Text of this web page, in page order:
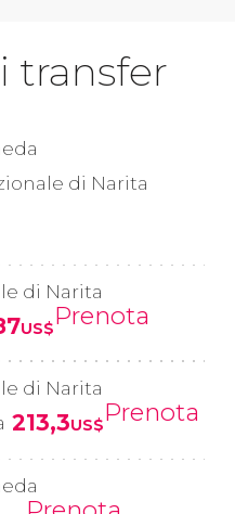
transfer
di Narita
di Narita
US$Prenota
di Narita
213,3US$Prenota